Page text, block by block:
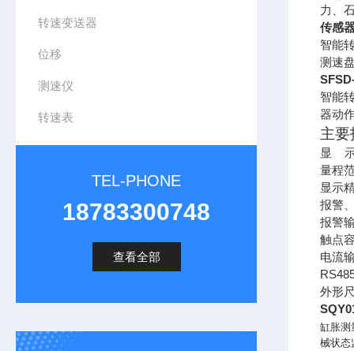
转速变送器
位移
测速仪
转速表
TEL-PHONE
18783300748
查看全部
力、
传感
智能
测速
智能
器动
主要
显
量程
显示
报警
报警
触点
电流
外形
缸胀测
械状态